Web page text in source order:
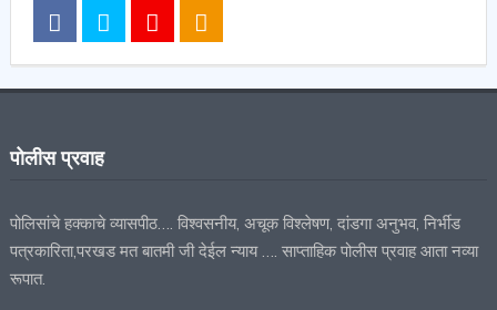
पोलीस प्रवाह
पोलिसांचे हक्काचे व्यासपीठ…. विश्वसनीय, अचूक विश्लेषण, दांडगा अनुभव, निर्भीड
पत्रकारिता,परखड मत बातमी जी देईल न्याय …. साप्ताहिक पोलीस प्रवाह आता नव्या
रूपात.